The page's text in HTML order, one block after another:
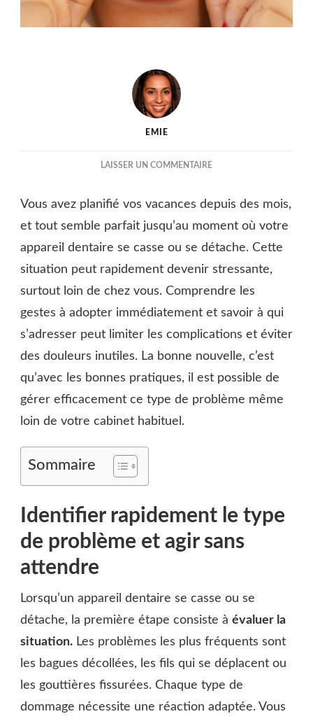
EMIE
LAISSER UN COMMENTAIRESUR
SI
VOTRE
DENTAIRE
SE
OU
SE
EN
VACANCES
Vous avez planifié vos vacances depuis des mois,
et tout semble parfait jusqu’au moment où votre
appareil dentaire se casse ou se détache. Cette
situation peut rapidement devenir stressante,
surtout loin de chez vous. Comprendre les
gestes à adopter immédiatement et savoir à qui
s’adresser peut limiter les complications et éviter
des douleurs inutiles. La bonne nouvelle, c’est
qu’avec les bonnes pratiques, il est possible de
gérer efficacement ce type de problème même
loin de votre cabinet habituel.
Sommaire
Identifier rapidement le type
de problème et agir sans
attendre
Lorsqu’un appareil dentaire se casse ou se
détache, la première étape consiste à évaluer la
situation. Les problèmes les plus fréquents sont
les bagues décollées, les fils qui se déplacent ou
les gouttières fissurées. Chaque type de
dommage nécessite une réaction adaptée. Vous